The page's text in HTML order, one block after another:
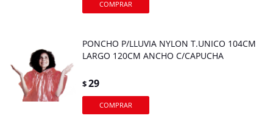
PONCHO P/LLUVIA NYLON T.UNICO 104CM
LARGO 120CM ANCHO C/CAPUCHA
$29